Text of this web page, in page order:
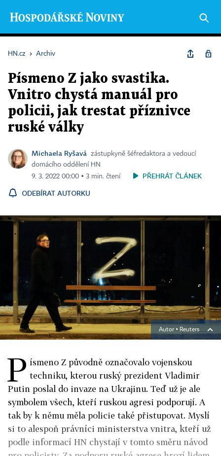
HN.cz › Archiv
Písmeno Z jako svastika.
Vnitro chystá manuál pro
policii, jak trestat příznivce
ruské války
Michaela Ryšavá
zástupkyně šéfredaktora a vedoucí
domácího oddělení HN
9. 3. 2022 00:00 ▪ 3 min. čtení
PŘEHRÁT ČLÁNEK
ODEBÍRAT AUTORKU
Autor ▪ Reuters
P ísmeno Z původně označovalo vojenskou
techniku, kterou ruský prezident Vladimir
Putin poslal do invaze na Ukrajinu. Teď už je ale
symbolem všech, kteří ruskou agresi podporují. A
tak by k němu měla policie také přistupovat. Myslí
si to alespoň právníci ministerstva vnitra, kteří už
podle informací HN chystají v tomto směru návod